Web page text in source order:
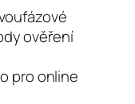
ověření
pro online